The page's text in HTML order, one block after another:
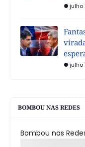
julho
julho
BOMBOU NAS REDES
Bombou nas